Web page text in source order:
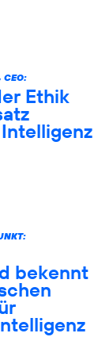
CEO:
Ethik
bekennt